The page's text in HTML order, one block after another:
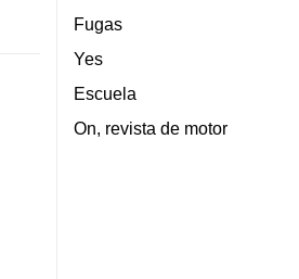
Fugas
Yes
Escuela
On, revista de motor